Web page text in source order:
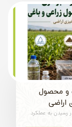
و محصول
اراضی
رسيدن به عملكرد